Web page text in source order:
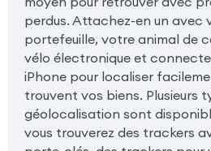
perdus. Attachez-en un avec
portefeuille, votre animal de
vélo électronique et
iPhone pour localiser
trouvent vos biens. Plusieurs
géolocalisation sont
vous trouverez des trackers